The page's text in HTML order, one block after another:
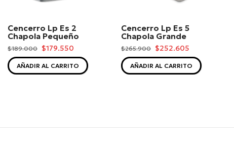
Cencerro Lp Es 2
Chapola Pequeño
$189.000 $179.550
AÑADIR AL CARRITO
Cencerro Lp Es 5
Chapola Grande
$265.900 $252.605
AÑADIR AL CARRITO